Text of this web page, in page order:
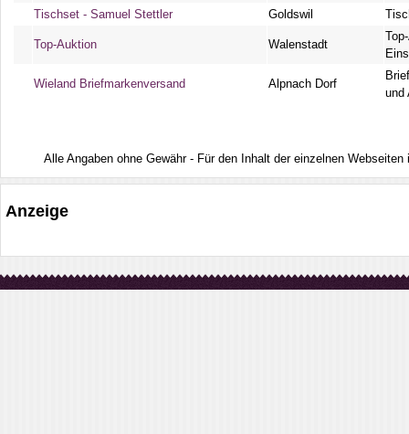
Tischset - Samuel Stettler
Goldswil
Top-Auktion Walenstadt
Wieland Briefmarkenversand Alpnach Dorf
und
Alle Angaben ohne Gewähr - Für den Inhalt der einzelnen Webseiten
Anzeige